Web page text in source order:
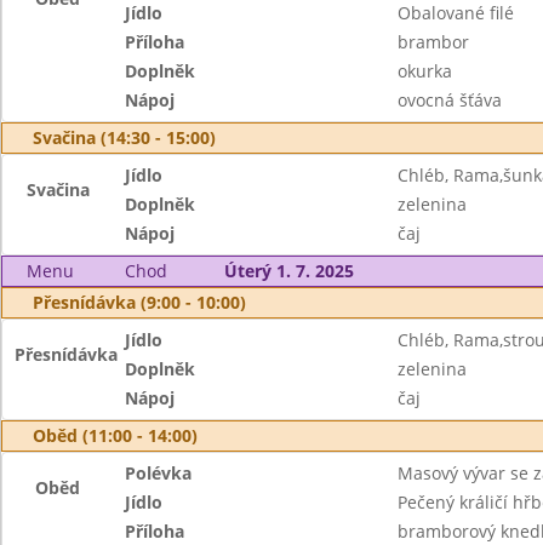
Jídlo
Obalované filé
Příloha
brambor
Doplněk
okurka
Nápoj
ovocná šťáva
Svačina (14:30 - 15:00)
Svačina
Jídlo
Chléb,
Doplněk
zelenina
Nápoj
čaj
Menu
Chod
Úterý 1. 7. 2025
Přesnídávka (9:00 - 10:00)
Přesnídávka
Jídlo
Chléb,
Doplněk
zelenina
Nápoj
čaj
Oběd (11:00 - 14:00)
Oběd
Polévka
Masový vývar se
Jídlo
Pečený králičí
Příloha
bramborový